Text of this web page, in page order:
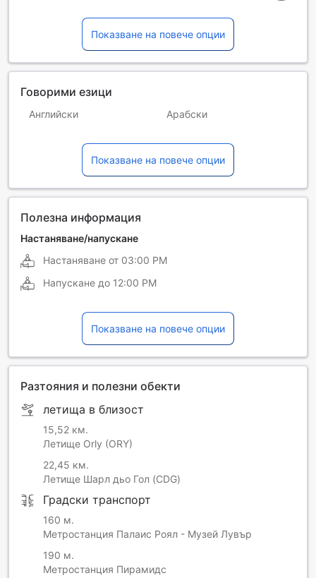
Показване на повече опции
Говорими езици
Английски Арабски
Показване на повече опции
Полезна информация
Настаняване/напускане
Настаняване от 03:00 PM
Напускане до 12:00 PM
Показване на повече опции
Разтояния и полезни обекти
летища в близост
15,52 км.
Летище Orly (ORY)
22,45 км.
Летище Шарл дьо Гол (CDG)
Градски транспорт
160 м.
Метростанция Палаис Роял - Музей Лувър
190 м.
Метростанция Пирамидс